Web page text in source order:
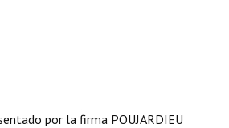
Letradapor la firma POUJARDIEU